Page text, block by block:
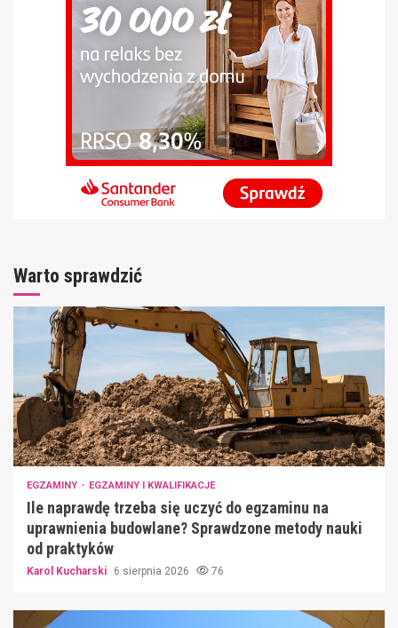
Warto sprawdzić
EGZAMINY EGZAMINY I KWALIFIKACJE
Ile naprawdę trzeba się uczyć do egzaminu na
uprawnienia budowlane? Sprawdzone metody nauki
od praktyków
Karol Kucharski 6 sierpnia 2026 76